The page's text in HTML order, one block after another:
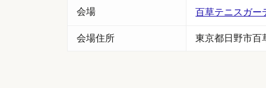
会場 百草テニスガー
会場住所 東京都日野市百